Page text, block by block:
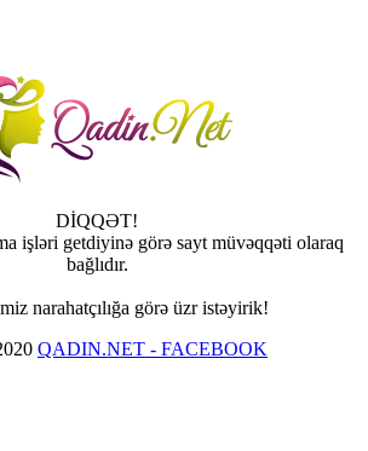
DİQQƏT!
işləri getdiyinə görə sayt müvəqqəti olaraq
bağlıdır.
narahatçılığa görə üzr istəyirik!
QADIN.NET - FACEBOOK